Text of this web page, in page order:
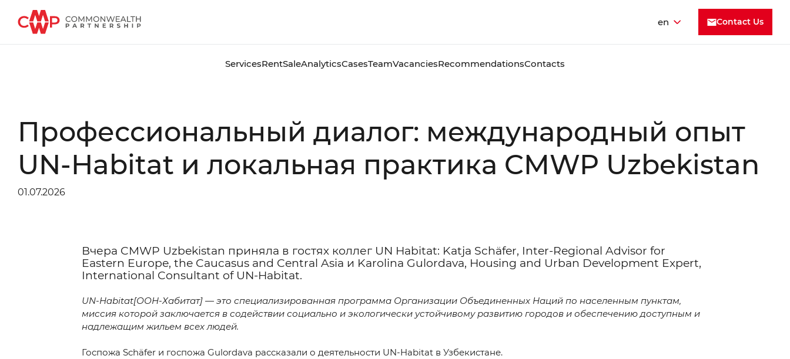
en Contact Us
ServicesRentSaleAnalyticsCasesTeamVacanciesRecommendationsContacts
Профессиональный диалог: международный опыт
UN-Habitat и локальная практика CMWP Uzbekistan
01.07.2026
Вчера CMWP Uzbekistan приняла в гостях коллег UN Habitat: Katja Schäfer, Inter-Regional Advisor for
Eastern Europe, the Caucasus and Central Asia и Karolina Gulordava, Housing and Urban Development Expert,
International Consultant of UN-Habitat.
UN-Habitat[ООН-Хабитат] — это специализированная программа Организации Объединенных Наций по населенным пунктам,
миссия которой заключается в содействии социально и экологически устойчивому развитию городов и обеспечению доступным и
надлежащим жильем всех людей.
Госпожа Schäfer и госпожа Gulordava рассказали о деятельности UN-Habitat в Узбекистане.